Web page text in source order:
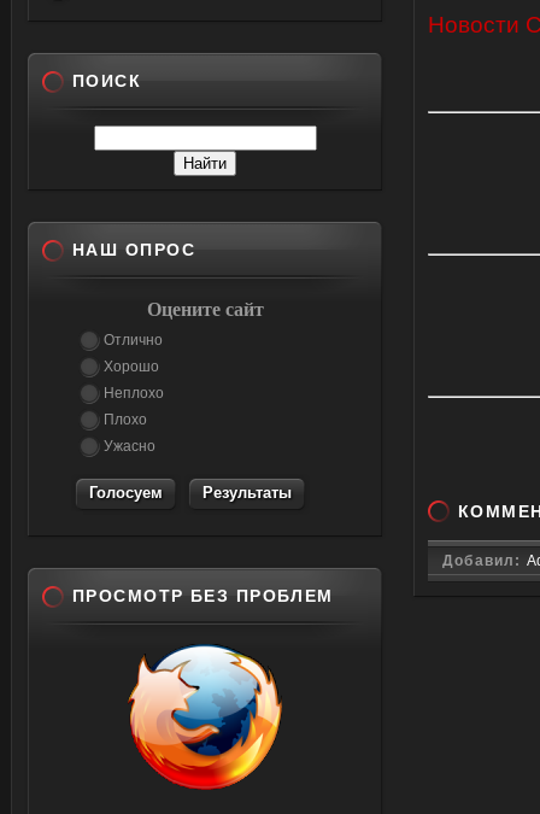
Новости
Добавил:
ПОИСК
НАШ ОПРОС
Оцените сайт
Отлично
Хорошо
Неплохо
Плохо
Ужасно
Результаты
ПРОСМОТР БЕЗ ПРОБЛЕМ